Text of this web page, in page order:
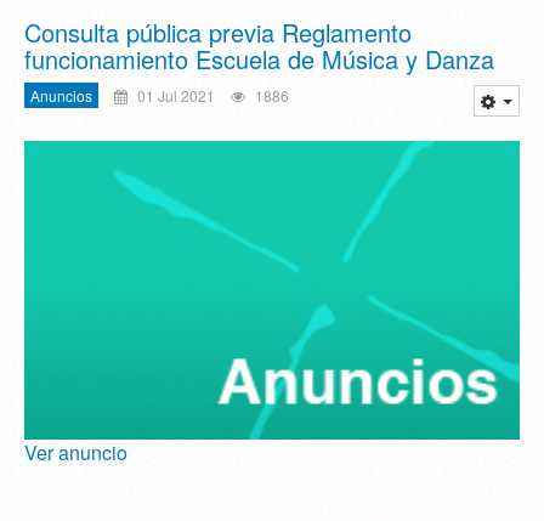
Consulta pública previa Reglamento
funcionamiento Escuela de Música y Danza
Anuncios 01 Jul 2021 1886
Ver anuncio